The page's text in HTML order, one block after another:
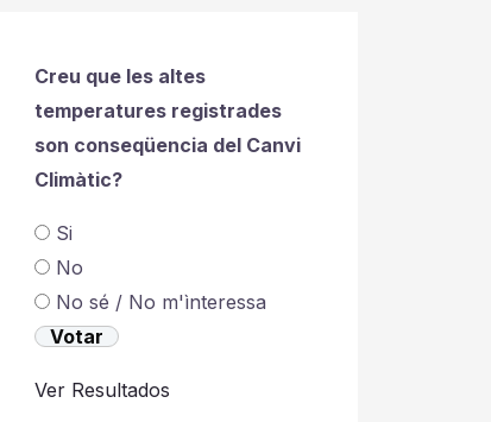
Creu que les altes
temperatures registrades
son conseqüencia del Canvi
Climàtic?
Si
No
No sé / No m'ìnteressa
Ver Resultados